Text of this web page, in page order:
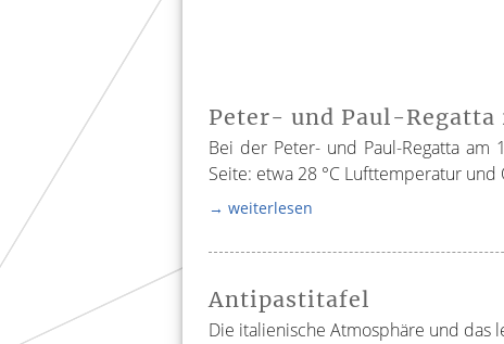
Peter- und Paul-Regatta
Bei der Peter- und Paul-Regatta
Seite: etwa 28 °C Lufttemperatur
→ weiterlesen
Antipastitafel
Die italienische Atmosphäre und das